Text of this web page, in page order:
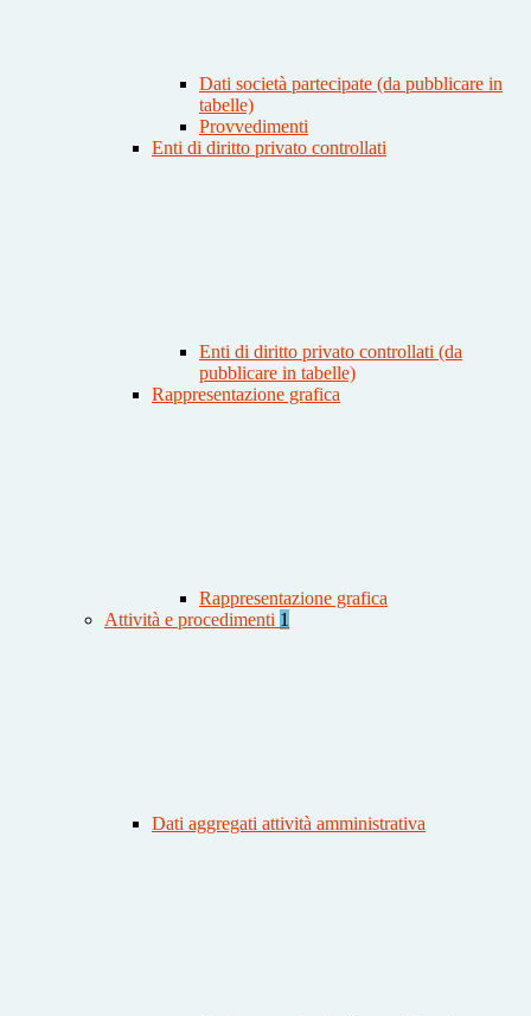
Dati società partecipate (da pubblicare in
tabelle)
Provvedimenti
Enti di diritto privato controllati
Enti di diritto privato controllati (da
pubblicare in tabelle)
Rappresentazione grafica
Rappresentazione grafica
Attività e procedimenti 1
Dati aggregati attività amministrativa